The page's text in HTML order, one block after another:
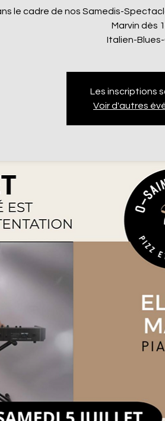
le cadre de nos Samedis-
Marvin dès
Les inscriptions
Voir d'autres